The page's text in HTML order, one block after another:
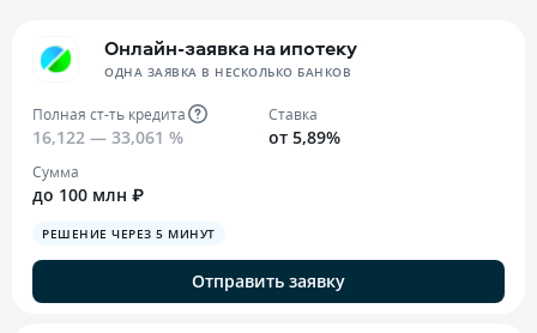
Онлайн-заявка на ипотеку
ОДНА ЗАЯВКА В НЕСКОЛЬКО БАНКОВ
Полная ст-ть кредита
16,122 — 33,061 %
Ставка
от 5,89%
Сумма
до 100 млн ₽
РЕШЕНИЕ ЧЕРЕЗ 5 МИНУТ
Отправить заявку